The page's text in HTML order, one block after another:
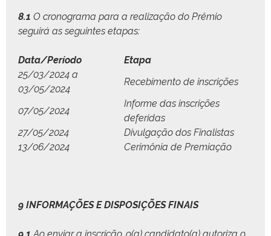
8.1 O crono­gra­ma para a real­iza­ção do Prêmio
seguirá as seguintes etapas:
Data/Período
Eta­pa
25/03/2024 a
03/05/2024
Rece­bi­men­to de inscrições
07/05/2024
Informe das inscrições
deferidas
27/05/2024
Divul­gação dos Finalistas
13/06/2024
Cer­imô­nia de Premiação
9 INFORMAÇÕES E DISPOSIÇÕES FINAIS